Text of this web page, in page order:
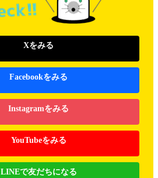
Xをみる
Facebookをみる
Instagramをみる
YouTubeをみる
LINEで友だちになる